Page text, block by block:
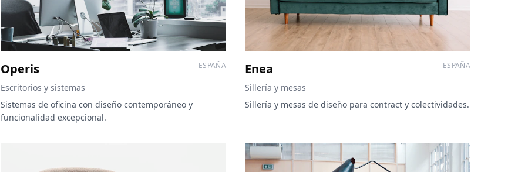
Operis ESPAÑA
Escritorios y sistemas
Sistemas de oficina con diseño contemporáneo y
funcionalidad excepcional.
Enea ESPAÑA
Sillería y mesas
Sillería y mesas de diseño para contract y colectividades.